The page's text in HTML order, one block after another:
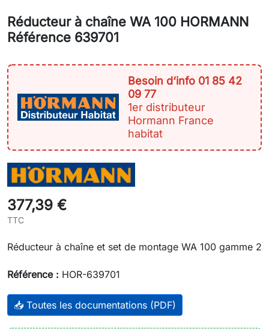
Réducteur à chaîne WA 100 HORMANN
Référence 639701
Besoin d‘info 01 85 42
09 77
1er distributeur
Hormann France
habitat
377,39 €
TTC
Réducteur à chaîne et set de montage WA 100 gamme 2
Référence : HOR-639701
📥 Toutes les documentations (PDF)